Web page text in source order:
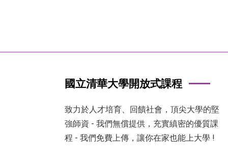
國立清華大學開放式課程
致力於人才培育、回饋社會，頂尖大學的堅
強師資 - 我們無償提供，充實縝密的優質課
程 - 我們免費上傳，讓你在家也能上大學 !